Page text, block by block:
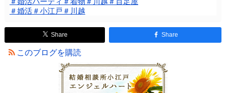
＃婚活＃小江戸＃川越
Share Share
このブログを購読